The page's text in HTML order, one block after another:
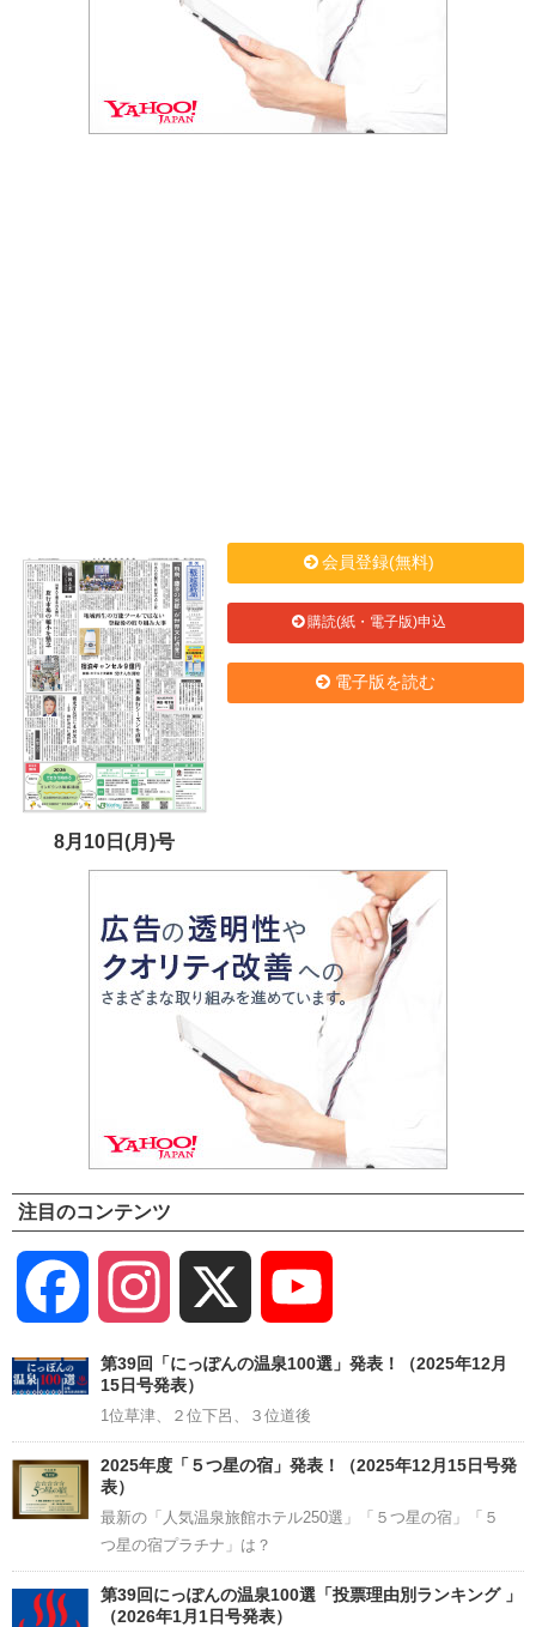
8月10日(月)号
会員登録(無料)
購読(紙・電子版)申込
電子版を読む
注目のコンテンツ
Facebook Instagram
Channel
第39回「にっぽんの温泉100選」発表！（2025年12月
15日号発表）
1位草津、２位下呂、３位道後
2025年度「５つ星の宿」発表！（2025年12月15日号発
表）
最新の「人気温泉旅館ホテル250選」「５つ星の宿」「５
つ星の宿プラチナ」は？
第39回にっぽんの温泉100選「投票理由別ランキング 」
（2026年1月1日号発表）